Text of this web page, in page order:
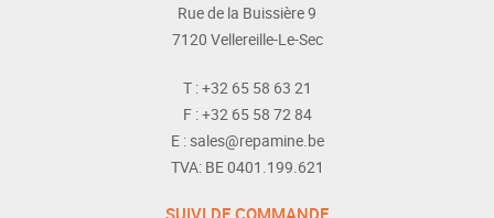
Rue de la Buissière 9
7120 Vellereille-Le-Sec
T :+32 65 58 63 21
F :+32 65 58 72 84
E :sales@repamine.be
TVA: BE 0401.199.621